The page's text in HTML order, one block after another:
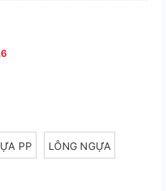
PP LÔNG NGỰA